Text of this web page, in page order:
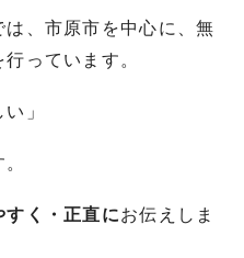
、市原市を中心に、無
っています。
」
すく・正直にお伝えしま